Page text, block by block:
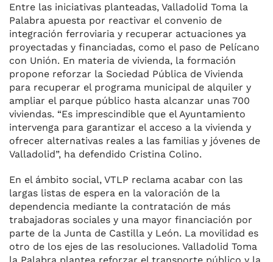
Entre las iniciativas planteadas, Valladolid Toma la
Palabra apuesta por reactivar el convenio de
integración ferroviaria y recuperar actuaciones ya
proyectadas y financiadas, como el paso de Pelícano
con Unión. En materia de vivienda, la formación
propone reforzar la Sociedad Pública de Vivienda
para recuperar el programa municipal de alquiler y
ampliar el parque público hasta alcanzar unas 700
viviendas. “Es imprescindible que el Ayuntamiento
intervenga para garantizar el acceso a la vivienda y
ofrecer alternativas reales a las familias y jóvenes de
Valladolid”, ha defendido Cristina Colino.
En el ámbito social, VTLP reclama acabar con las
largas listas de espera en la valoración de la
dependencia mediante la contratación de más
trabajadoras sociales y una mayor financiación por
parte de la Junta de Castilla y León. La movilidad es
otro de los ejes de las resoluciones. Valladolid Toma